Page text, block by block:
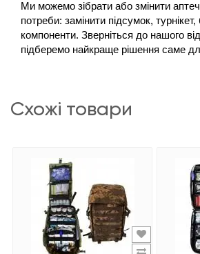
Ми можемо зібрати або змінити
потреби: замінити підсумок, турнікет,
компоненти. Зверніться до нашого
підберемо найкраще рішення саме
схожі товари